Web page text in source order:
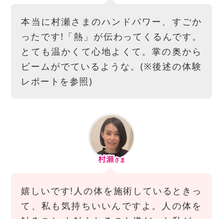
本当に村瀬さまのハンドパワー、すごか
ったです!「熱」が伝わってくるんです。
とても温かくて心地よくて。掌の奥から
ビームがでているような。(※後述の体験
レポートを参照)
嬉しいです!人の体を施術しているときっ
て、私も気持ちいいんですよ。人の体を